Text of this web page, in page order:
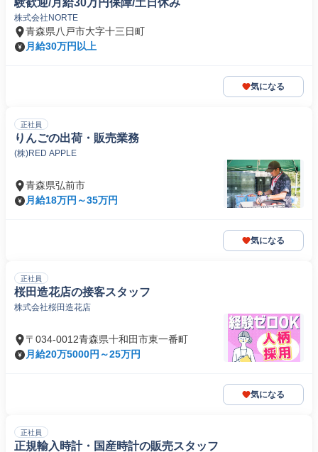
験歓迎/月給30万円保障/土日休み
株式会社NORTE
青森県八戸市大字十三日町
月給30万円以上
気になる
正社員
りんごの出荷・販売業務
(株)RED APPLE
青森県弘前市
月給18万円～35万円
気になる
正社員
桜田造花店の接客スタッフ
株式会社桜田造花店
〒034-0012青森県十和田市東一番町
月給20万5000円～25万円
気になる
正社員
正規輸入時計・国産時計の販売スタッフ